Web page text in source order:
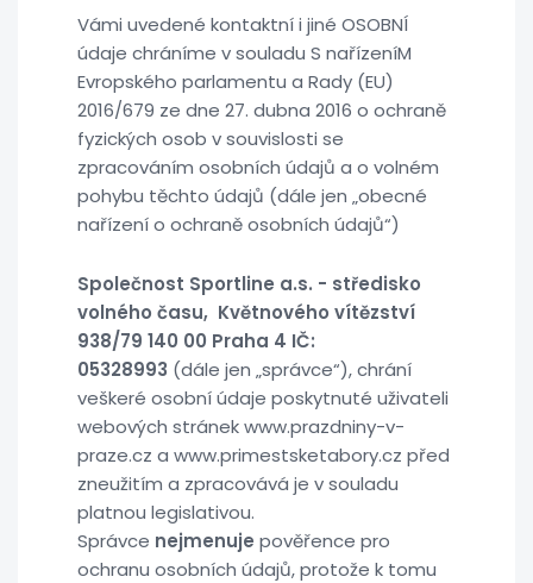
Vámi uvedené kontaktní i jiné OSOBNÍ
údaje chráníme v souladu S nařízeníM
Evropského parlamentu a Rady (EU)
2016/679 ze dne 27. dubna 2016 o ochraně
fyzických osob v souvislosti se
zpracováním osobních údajů a o volném
pohybu těchto údajů (dále jen „obecné
nařízení o ochraně osobních údajů“)
Společnost Sportline a.s. - středisko
volného času, Květnového vítězství
938/79 140 00 Praha 4 IČ:
05328993 (dále jen „správce“), chrání
veškeré osobní údaje poskytnuté uživateli
webových stránek www.prazdniny-v-
praze.cz a www.primestsketabory.cz před
zneužitím a zpracovává je v souladu
platnou legislativou.
Správce nejmenuje pověřence pro
ochranu osobních údajů, protože k tomu